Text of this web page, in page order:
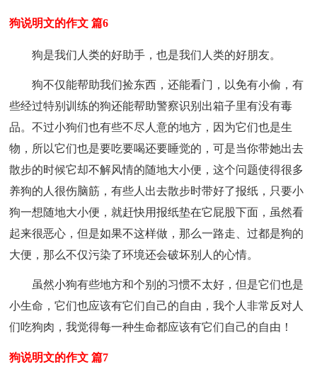
狗说明文的作文 篇6
狗是我们人类的好助手，也是我们人类的好朋友。
狗不仅能帮助我们捡东西，还能看门，以免有小偷，有
些经过特别训练的狗还能帮助警察识别出箱子里有没有毒
品。不过小狗们也有些不尽人意的地方，因为它们也是生
物，所以它们也是要吃要喝还要睡觉的，可是当你带她出去
散步的时候它却不解风情的随地大小便，这个问题使得很多
养狗的人很伤脑筋，有些人出去散步时带好了报纸，只要小
狗一想随地大小便，就赶快用报纸垫在它屁股下面，虽然看
起来很恶心，但是如果不这样做，那么一路走、过都是狗的
大便，那么不仅污染了环境还会破坏别人的心情。
虽然小狗有些地方和个别的习惯不太好，但是它们也是
小生命，它们也应该有它们自己的自由，我个人非常反对人
们吃狗肉，我觉得每一种生命都应该有它们自己的自由！
狗说明文的作文 篇7